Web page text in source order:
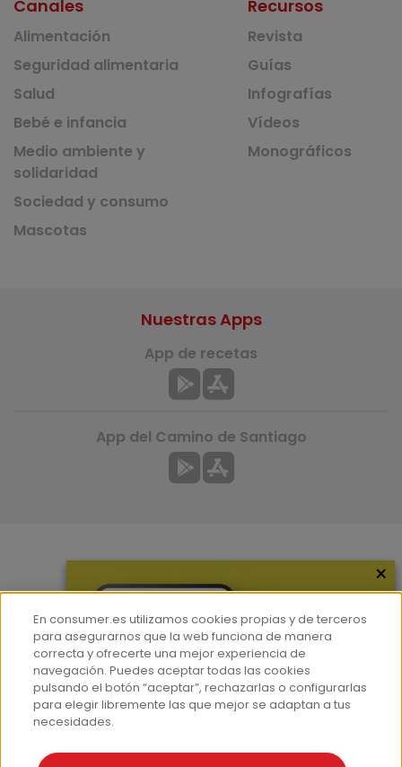
Canales
Alimentación
Seguridad alimentaria
Salud
Bebé e infancia
Medio ambiente y
solidaridad
Sociedad y consumo
Mascotas
Recursos
Revista
Guías
Infografías
Vídeos
Monográficos
Hemeroteca
Contacto
Prensa
Corpus Lingüístico Consumer
Nuestras Apps
App de recetas
App del Camino de Santiago
×
En consumer.es utilizamos cookies propias y de terceros
para asegurarnos que la web funciona de manera
correcta y ofrecerte una mejor experiencia de
navegación. Puedes aceptar todas las cookies
pulsando el botón “aceptar”, rechazarlas o configurarlas
para elegir libremente las que mejor se adaptan a tus
necesidades.